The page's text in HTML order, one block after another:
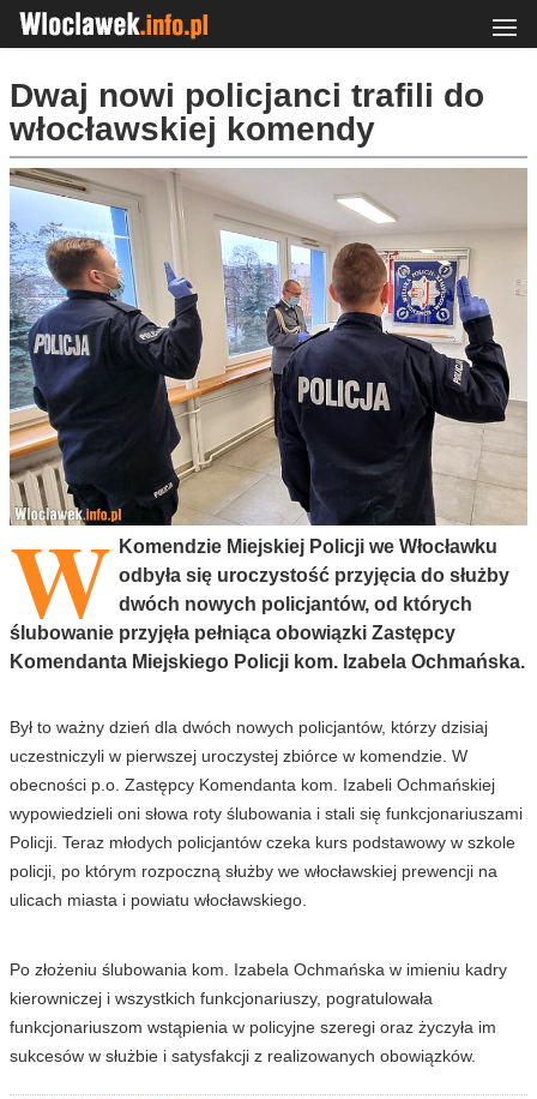
Dwaj nowi policjanci trafili do
włocławskiej komendy
W Komendzie Miejskiej Policji we Włocławku
odbyła się uroczystość przyjęcia do służby
dwóch nowych policjantów, od których
ślubowanie przyjęła pełniąca obowiązki Zastępcy
Komendanta Miejskiego Policji kom. Izabela Ochmańska.
Był to ważny dzień dla dwóch nowych policjantów, którzy dzisiaj
uczestniczyli w pierwszej uroczystej zbiórce w komendzie. W
obecności p.o. Zastępcy Komendanta kom. Izabeli Ochmańskiej
wypowiedzieli oni słowa roty ślubowania i stali się funkcjonariuszami
Policji. Teraz młodych policjantów czeka kurs podstawowy w szkole
policji, po którym rozpoczną służby we włocławskiej prewencji na
ulicach miasta i powiatu włocławskiego.
Po złożeniu ślubowania kom. Izabela Ochmańska w imieniu kadry
kierowniczej i wszystkich funkcjonariuszy, pogratulowała
funkcjonariuszom wstąpienia w policyjne szeregi oraz życzyła im
sukcesów w służbie i satysfakcji z realizowanych obowiązków.